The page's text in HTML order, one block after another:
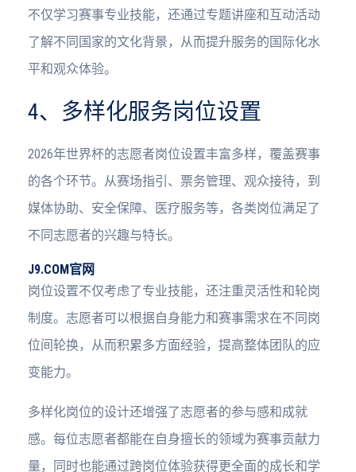
不仅学习赛事专业技能，还通过专题讲座和互动活动
了解不同国家的文化背景，从而提升服务的国际化水
平和观众体验。
4、多样化服务岗位设置
2026年世界杯的志愿者岗位设置丰富多样，覆盖赛事
的各个环节。从赛场指引、票务管理、观众接待，到
媒体协助、安全保障、医疗服务等，各类岗位满足了
不同志愿者的兴趣与特长。
J9.COM官网
岗位设置不仅考虑了专业技能，还注重灵活性和轮岗
制度。志愿者可以根据自身能力和赛事需求在不同岗
位间轮换，从而积累多方面经验，提高整体团队的应
变能力。
多样化岗位的设计还增强了志愿者的参与感和成就
感。每位志愿者都能在自身擅长的领域为赛事贡献力
量，同时也能通过跨岗位体验获得更全面的成长和学